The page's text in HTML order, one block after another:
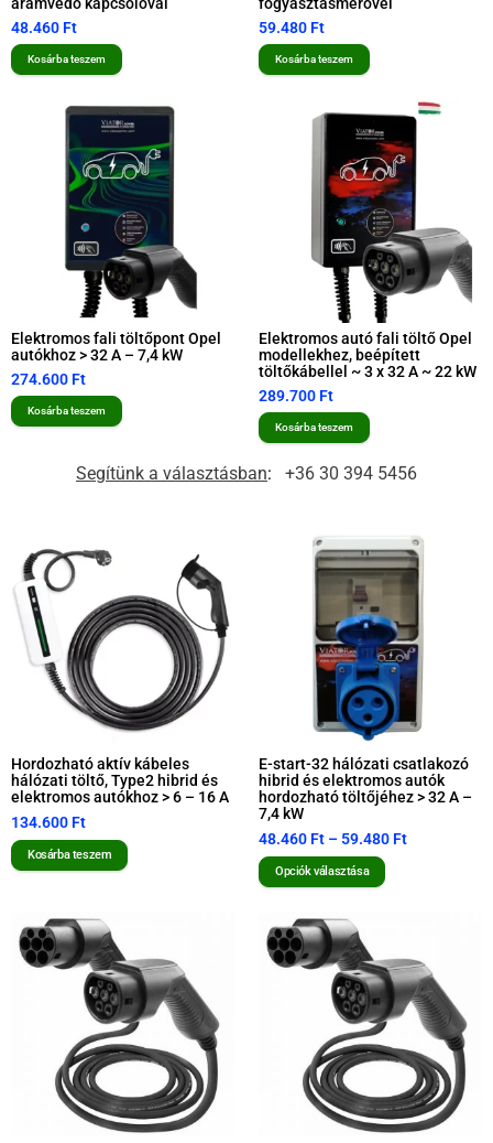
48.460 Ft
Kosárba teszem
59.480 Ft
Kosárba teszem
Elektromos fali töltőpont Opel
autókhoz > 32 A – 7,4 kW
274.600 Ft
Kosárba teszem
Elektromos autó fali töltő Opel
modellekhez, beépített
töltőkábellel ~ 3 x 32 A ~ 22 kW
289.700 Ft
Kosárba teszem
Segítünk a választásban: +36 30 394 5456
Hordozható aktív kábeles
hálózati töltő, Type2 hibrid és
elektromos autókhoz > 6 – 16 A
134.600 Ft
Kosárba teszem
E-start-32 hálózati csatlakozó
hibrid és elektromos autók
hordozható töltőjéhez > 32 A –
7,4 kW
48.460 Ft – 59.480 Ft
Opciók választása